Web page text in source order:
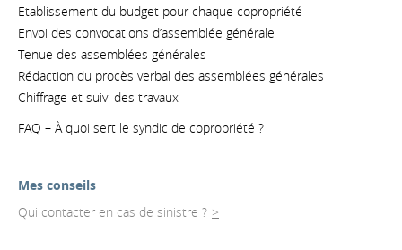
Mes conseils
Qui contacter en cas de sinistre ?
Etablissement du budget pour chaque copropriété
Envoi des convocations d’assemblée générale
Tenue des assemblées générales
Rédaction du procès verbal des assemblées générales
Chiffrage et suivi des travaux
FAQ – À quoi sert le syndic de copropriété ?